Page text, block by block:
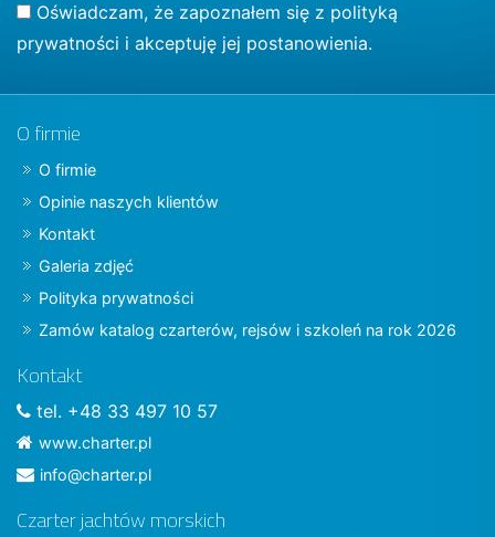
Oświadczam, że zapoznałem się z polityką
prywatności i akceptuję jej postanowienia.
O firmie
O firmie
Opinie naszych klientów
Kontakt
Galeria zdjęć
Polityka prywatności
Zamów katalog czarterów, rejsów i szkoleń na rok 2026
Kontakt
tel. +48 33 497 10 57
www.charter.pl
info@charter.pl
Czarter jachtów morskich